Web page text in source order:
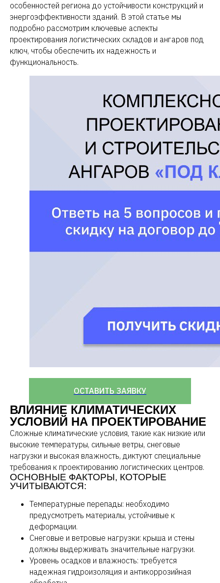
особенностей региона до устойчивости конструкций и
энергоэффективности зданий. В этой статье мы
подробно рассмотрим ключевые аспекты
проектирования логистических складов и ангаров под
ключ, чтобы обеспечить их надежность и
функциональность.
ОСТАВИТЬ ЗАЯВКУ
ВЛИЯНИЕ КЛИМАТИЧЕСКИХ
УСЛОВИЙ НА ПРОЕКТИРОВАНИЕ
Сложные климатические условия, такие как низкие или
высокие температуры, сильные ветры, снеговые
нагрузки и высокая влажность, диктуют специальные
требования к проектированию логистических центров.
ОСНОВНЫЕ ФАКТОРЫ, КОТОРЫЕ
УЧИТЫВАЮТСЯ:
Температурные перепады: необходимо
предусмотреть материалы, устойчивые к
деформации.
Снеговые и ветровые нагрузки: крыша и стены
должны выдерживать значительные нагрузки.
Уровень осадков и влажность: требуется
надежная гидроизоляция и антикоррозийная